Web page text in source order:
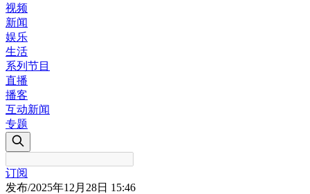
视频
新闻
娱乐
生活
系列节目
直播
播客
互动新闻
专题
订阅
发布/2025年12月28日 15:46